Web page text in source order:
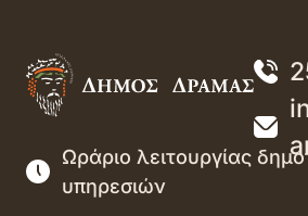
Ωράριο λειτουργίας
υπηρεσιών